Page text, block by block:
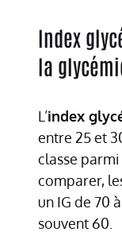
Index
la
L’index
entre 25 et
classe parmi
comparer,
un IG de 70
souvent 60.